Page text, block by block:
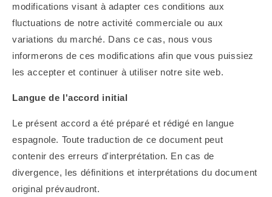
modifications visant à adapter ces conditions aux
fluctuations de notre activité commerciale ou aux
variations du marché. Dans ce cas, nous vous
informerons de ces modifications afin que vous puissiez
les accepter et continuer à utiliser notre site web.
Langue de l'accord initial
Le présent accord a été préparé et rédigé en langue
espagnole. Toute traduction de ce document peut
contenir des erreurs d'interprétation. En cas de
divergence, les définitions et interprétations du document
original prévaudront.